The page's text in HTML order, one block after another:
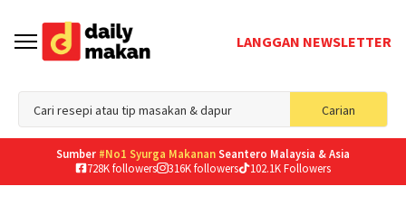
LANGGAN NEWSLETTER
Carian
for:
Sumber #No1 Syurga MakananSeantero Malaysia & Asia
728K followers
316K followers 102.1K Followers